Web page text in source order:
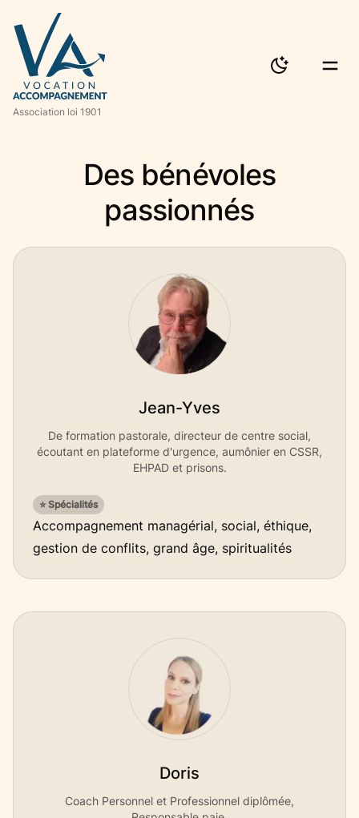
Logo Vocation Accompagnement
Association loi 1901
Mode clair /
Des bénévoles
passionnés
Jean-Yves
De formation pastorale, directeur de centre social,
écoutant en plateforme d'urgence, aumônier en CSSR,
EHPAD et prisons.
⭐ Spécialités
Accompagnement managérial, social, éthique,
gestion de conflits, grand âge, spiritualités
Doris
Coach Personnel et Professionnel diplômée,